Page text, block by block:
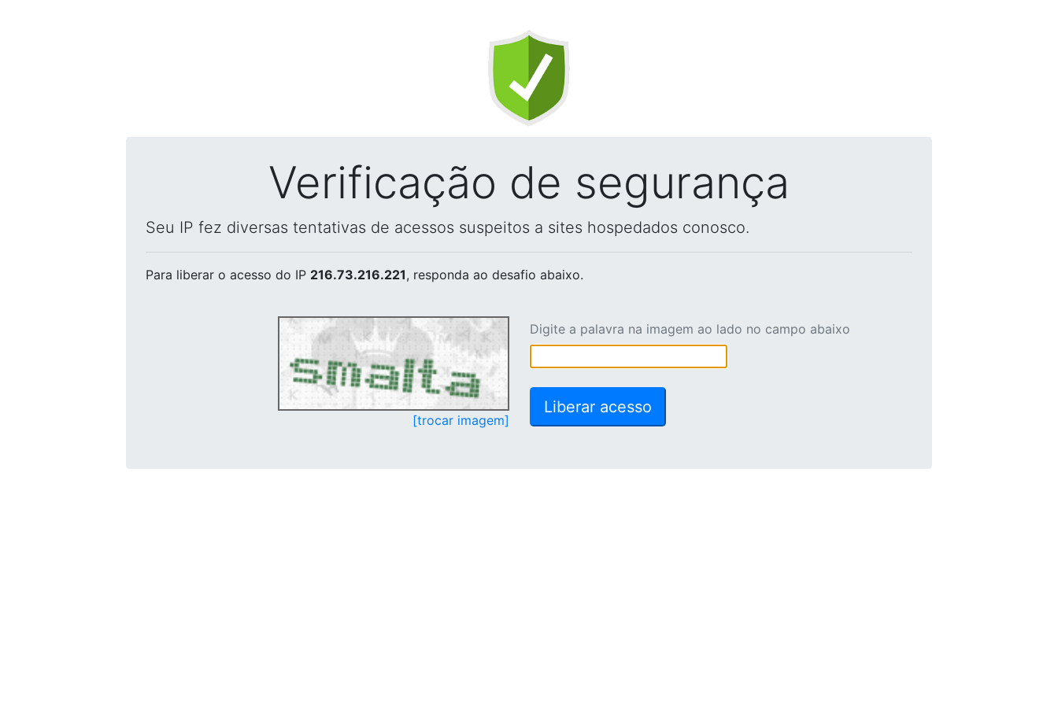
Verificação de segurança
Seu IP fez diversas tentativas de acessos suspeitos a sites hospedados conosco.
Para liberar o acesso do IP 216.73.216.221, responda ao desafio abaixo.
[trocar imagem]
Digite a palavra na imagem ao lado no campo abaixo